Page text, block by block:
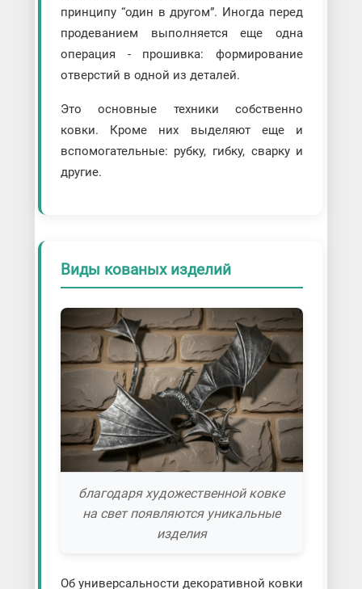
принципу “один в другом”. Иногда перед
продеванием выполняется еще одна
операция - прошивка: формирование
отверстий в одной из деталей.
Это основные техники собственно
ковки. Кроме них выделяют еще и
вспомогательные: рубку, гибку, сварку и
другие.
Виды кованых изделий
благодаря художественной ковке
на свет появляются уникальные
изделия
Об универсальности декоративной ковки